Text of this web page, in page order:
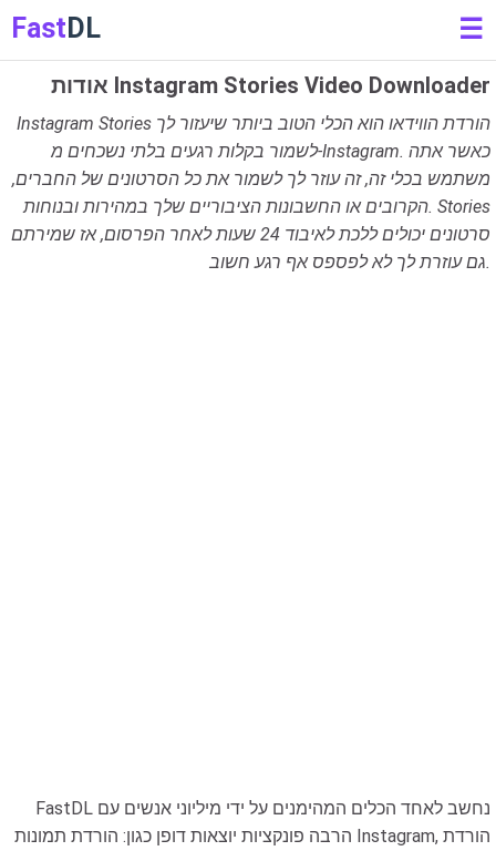
Fast DL ☰
אודות Instagram Stories Video Downloader
Instagram Stories הורדת הווידאו הוא הכלי הטוב ביותר שיעזור לך
לשמור בקלות רגעים בלתי נשכחים מ-Instagram. כאשר אתה
משתמש בכלי זה, זה עוזר לך לשמור את כל הסרטונים של החברים,
הקרובים או החשבונות הציבוריים שלך במהירות ובנוחות. Stories
סרטונים יכולים ללכת לאיבוד 24 שעות לאחר הפרסום, אז שמירתם
גם עוזרת לך לא לפספס אף רגע חשוב.
FastDL נחשב לאחד הכלים המהימנים על ידי מיליוני אנשים עם
הרבה פונקציות יוצאות דופן כגון: הורדת תמונות Instagram, הורדת